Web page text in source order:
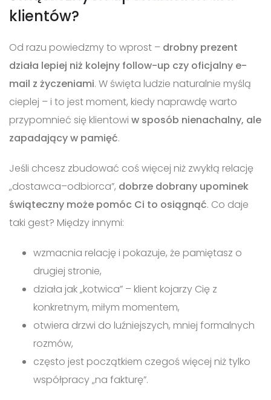
klientów?
Od razu powiedzmy to wprost – drobny prezent
działa lepiej niż kolejny follow-up czy oficjalny e-
mail z życzeniami. W święta ludzie naturalnie myślą
cieplej – i to jest moment, kiedy naprawdę warto
przypomnieć się klientowi w sposób nienachalny, ale
zapadający w pamięć.
Jeśli chcesz zbudować coś więcej niż zwykłą relację
„dostawca–odbiorca”, dobrze dobrany upominek
świąteczny może pomóc Ci to osiągnąć. Co daje
taki gest? Między innymi:
wzmacnia relację i pokazuje, że pamiętasz o
drugiej stronie,
działa jak „kotwica” – klient kojarzy Cię z
konkretnym, miłym momentem,
otwiera drzwi do luźniejszych, mniej formalnych
rozmów,
często jest początkiem czegoś więcej niż tylko
współpracy „na fakturę”.